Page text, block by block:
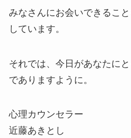
みなさんにお会いできるこ
しています。
それでは、今日があなたに
でありますように。
心理カウンセラー
近藤あきとし